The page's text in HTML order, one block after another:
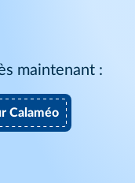
maintenant :
Calaméo